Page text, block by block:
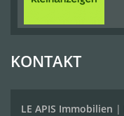
KONTAKT
LE APIS Immobilien |